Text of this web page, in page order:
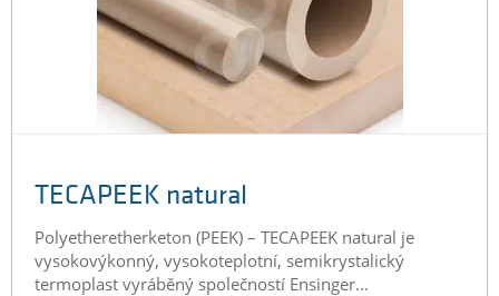
TECAPEEK natural
Polyetheretherketon (PEEK) – TECAPEEK natural je
vysokovýkonný, vysokoteplotní, semikrystalický
termoplast vyráběný společností Ensinger...